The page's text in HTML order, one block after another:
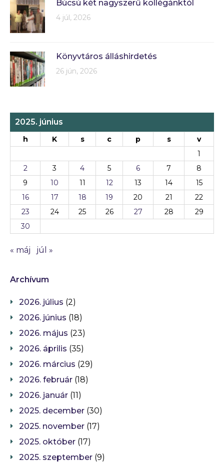
Búcsú két nagyszerű kollégánktól
4 júl, 2026
Könyvtáros álláshirdetés
26 jún, 2026
2025. június
h K s c p s
v
1
2
3 4 5 6 7
8
9
10 11 12 13 14
15
16
17 18 19 20 21
22
23
24 25 26 27 28
29
30
« máj júl »
Archívum
2026. július (2)
2026. június (18)
2026. május (23)
2026. április (35)
2026. március (29)
2026. február (18)
2026. január (11)
2025. december (30)
2025. november (17)
2025. október (17)
2025. szeptember (9)